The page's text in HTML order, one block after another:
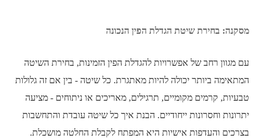
מסקנה: בחירת שיטת הגדלת הפין הנכונה
עם מגוון רחב של אפשרויות להגדלת הפין הזמינות, בחירת השיטה
המתאימה ביותר יכולה להיות מאתגרת. כל שיטה - בין אם זה גלולות
טבעיות, קרמים מקומיים, תרגילים, מאריכים או ניתוחים - מציעה
יתרונות וחסרונות ייחודיים. הבנת איך כל שיטה עובדת והתחשבות
בצרכים והעדפות אישיות היא המפתח לקבלת החלטה מושכלת.